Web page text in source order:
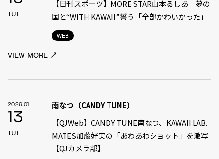
TUE
WEB
【日刊スポーツ】MORE STAR山本るしあ 夢の
国と“WITH KAWAII”誓う「全部かわいかった」
VIEW MORE
2026.01
13
TUE
南なつ（CANDY TUNE）
【QJWeb】CANDY TUNE南なつ、KAWAII LAB.
MATES加藤好実の「あわあわショット」を激写
【QJカメラ部】